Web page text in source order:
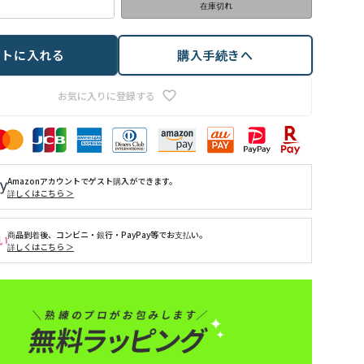
在庫切れ
お気に入りに登録する
に入れる 購入手続きへ
Amazonアカウントでゲスト購入ができます。
詳しくはこちら ＞
商品到着後、コンビニ・銀行・PayPay等でお支払い。
詳しくはこちら ＞